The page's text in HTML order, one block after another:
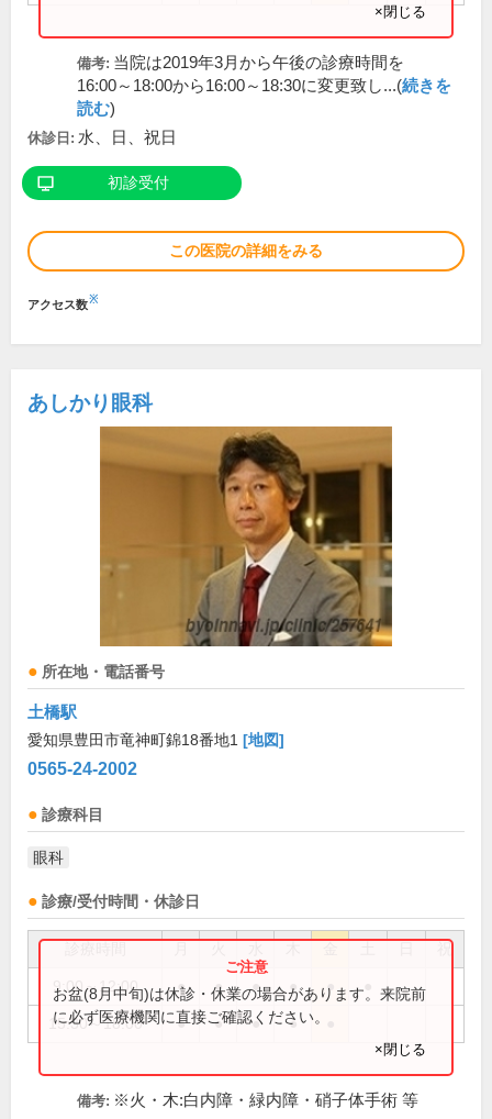
×閉じる
備考: 当院は2019年3月から午後の診療時間を
16:00～18:00から16:00～18:30に変更致し...(続きを
読む)
休診日: 水、日、祝日
初診受付
この医院の詳細をみる
アクセス数※
あしかり眼科
所在地・電話番号
土橋駅
愛知県豊田市竜神町錦18番地1 [地図]
0565-24-2002
診療科目
眼科
診療/受付時間・休診日
祝
9:00～12:00 ● ● ● ● ●
15:30～18:00 ● ● ● ●
お盆(8月中旬)は休診・休業の場合があります。来院前
に必ず医療機関に直接ご確認ください。
×閉じる
備考: ※火・木:白内障・緑内障・硝子体手術 等